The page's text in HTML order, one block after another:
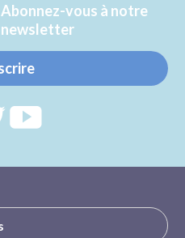
Abonnez-vous à notre
newsletter
Rejoignez